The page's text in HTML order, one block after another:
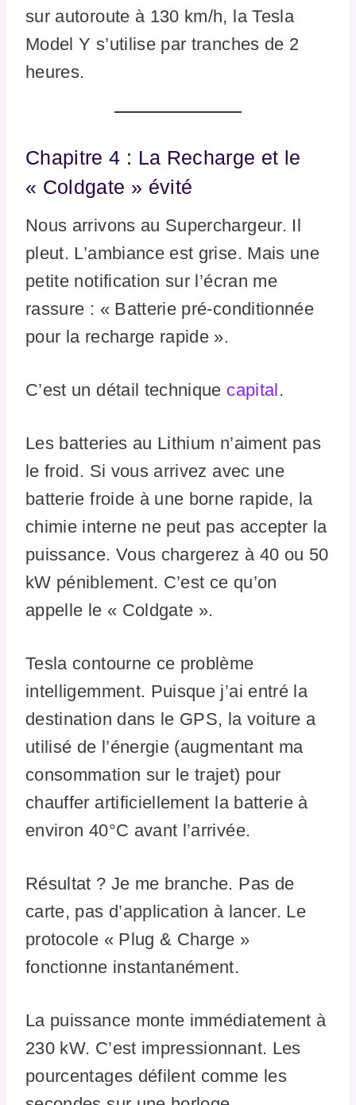
sur autoroute à 130 km/h, la Tesla
Model Y s’utilise par tranches de 2
heures.
Chapitre 4 : La Recharge et le
« Coldgate » évité
Nous arrivons au Superchargeur. Il
pleut. L’ambiance est grise. Mais une
petite notification sur l’écran me
rassure : « Batterie pré-conditionnée
pour la recharge rapide ».
C’est un détail technique capital .
Les batteries au Lithium n’aiment pas
le froid. Si vous arrivez avec une
batterie froide à une borne rapide, la
chimie interne ne peut pas accepter la
puissance. Vous chargerez à 40 ou 50
kW péniblement. C’est ce qu’on
appelle le « Coldgate ».
Tesla contourne ce problème
intelligemment. Puisque j’ai entré la
destination dans le GPS, la voiture a
utilisé de l’énergie (augmentant ma
consommation sur le trajet) pour
chauffer artificiellement la batterie à
environ 40°C avant l’arrivée.
Résultat ? Je me branche. Pas de
carte, pas d’application à lancer. Le
protocole « Plug & Charge »
fonctionne instantanément.
La puissance monte immédiatement à
230 kW. C’est impressionnant. Les
pourcentages défilent comme les